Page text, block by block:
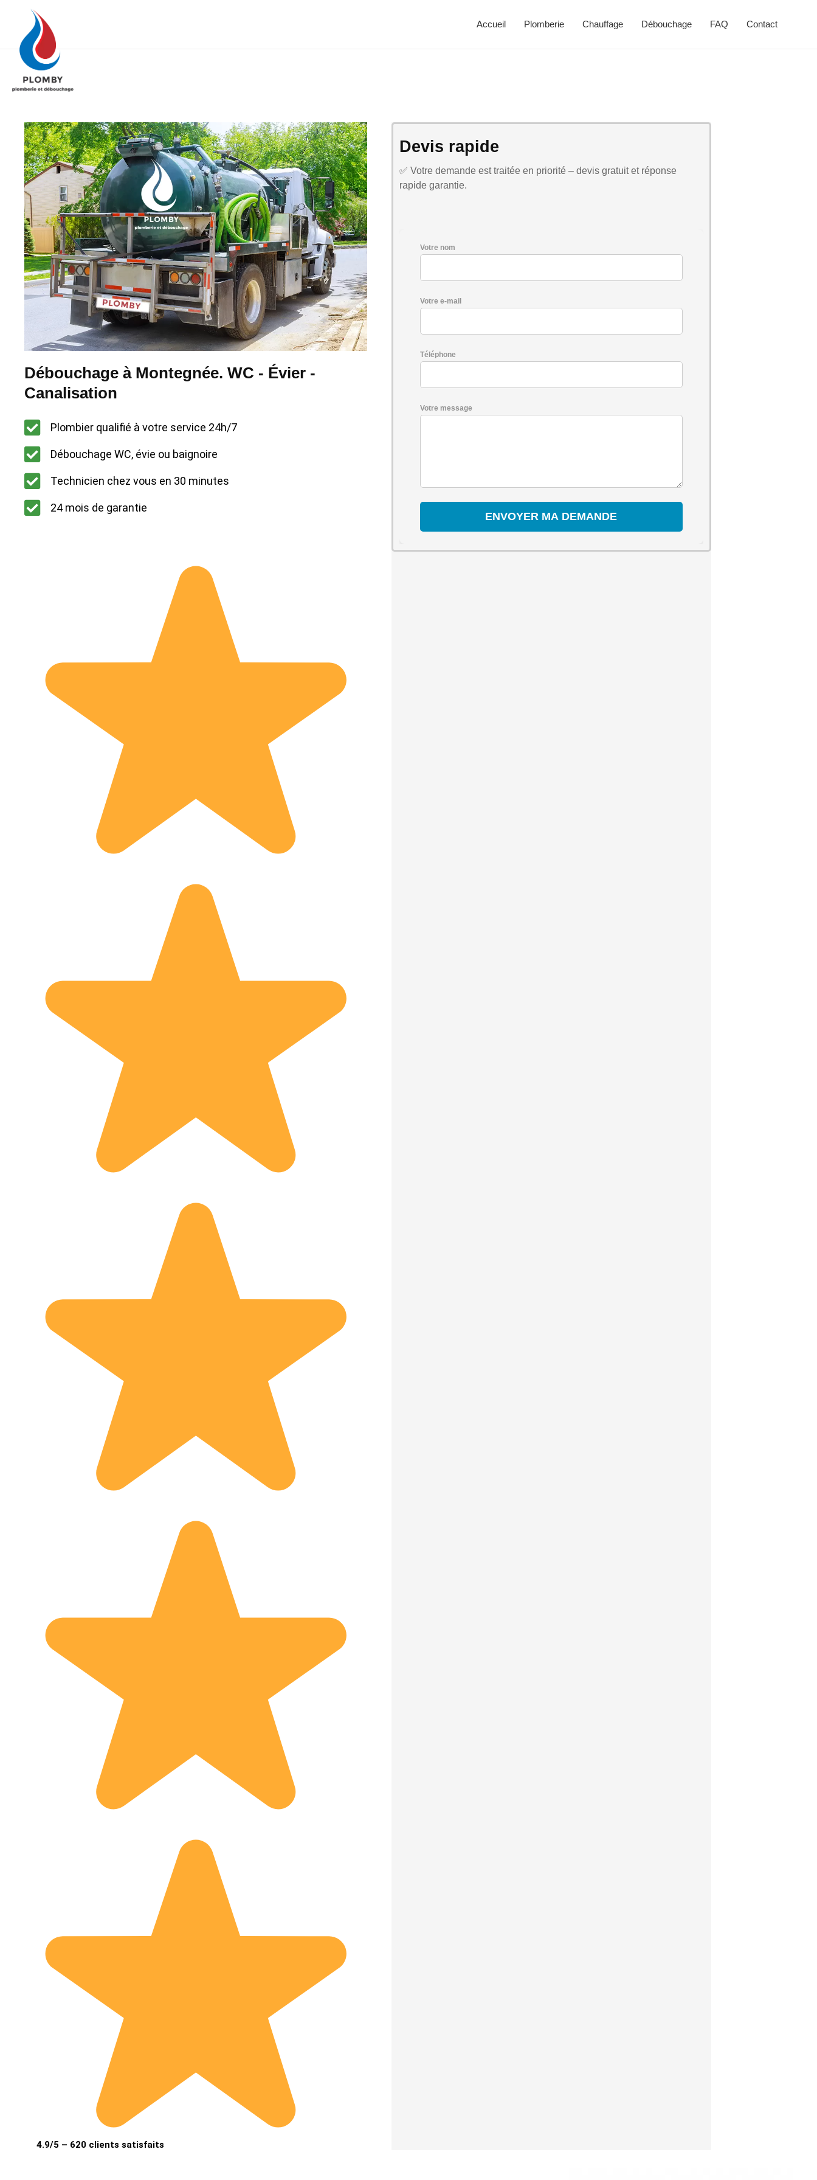
Accueil Plomberie Chauffage Débouchage FAQ Contact
Débouchage à Montegnée. WC - Évier -
Canalisation
Plombier qualifié à votre service 24h/7
Débouchage WC, évie ou baignoire
Technicien chez vous en 30 minutes
24 mois de garantie
4.9/5 – 620 clients satisfaits
Devis rapide
✅ Votre demande est traitée en priorité – devis gratuit et réponse
rapide garantie.
Votre nom
Votre e-mail
Téléphone
Votre message